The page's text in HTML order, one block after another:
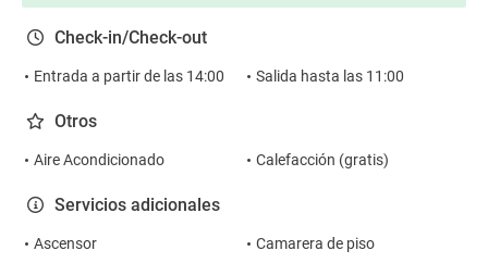
Check-in/Check-out
Entrada a partir de las 14:00 Salida hasta las 11:00
Otros
Aire Acondicionado Calefacción (gratis)
Servicios adicionales
Ascensor
Camarera de piso